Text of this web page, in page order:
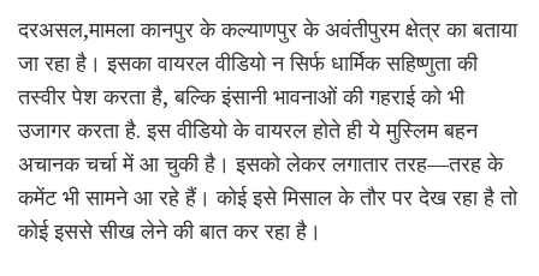
दरअसल,मामला कानपुर के कल्याणपुर के अवंतीपुरम क्षेत्र का बताया
जा रहा है। इसका वायरल वीडियो न सिर्फ धार्मिक सहिष्णुता की
तस्वीर पेश करता है, बल्कि इंसानी भावनाओं की गहराई को भी
उजागर करता है. इस वीडियो के वायरल होते ही ये मुस्लिम बहन
अचानक चर्चा में आ चुकी है। इसको लेकर लगातार तरह—तरह के
कमेंट भी सामने आ रहे हैं। कोई इसे मिसाल के तौर पर देख रहा है तो
कोई इससे सीख लेने की बात कर रहा है।